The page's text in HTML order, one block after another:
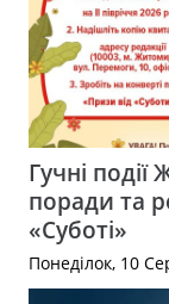
Гучні
поради та
«Суботі»
Понеділок, 10